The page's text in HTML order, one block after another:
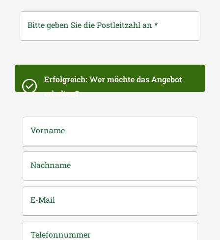
Bitte geben Sie die Postleitzahl an *
Erfolgreich: Wer möchte das Angebot
erhalten?
Vorname
Nachname
E-Mail
Telefonnummer